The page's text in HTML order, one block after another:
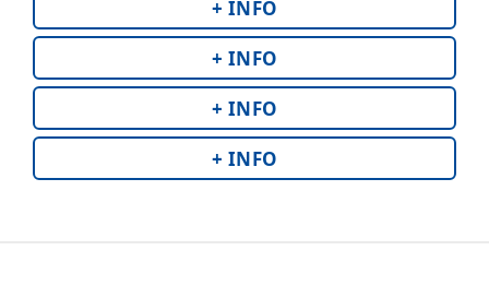
+ INFO
+ INFO
+ INFO
+ INFO